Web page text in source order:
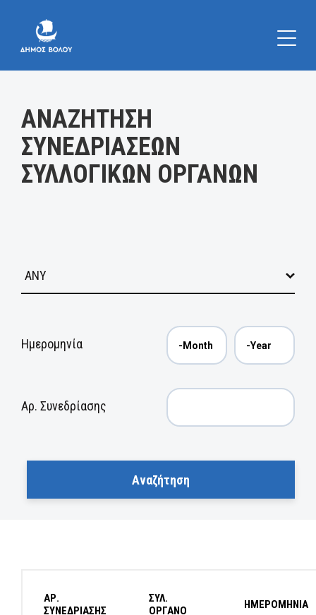
ΑΝΑΖΗΤΗΣΗ
ΣΥΝΕΔΡΙΑΣΕΩΝ
ΣΥΛΛΟΓΙΚΩΝ ΟΡΓΑΝΩΝ
Ημερομηνία
Αρ. Συνεδρίασης
ΑΡ.
ΣΥΝΕΔΡΙΑΣΗΣ
ΣΥΛ.
ΟΡΓΑΝΟ
ΗΜΕΡΟΜΗΝΙΑ